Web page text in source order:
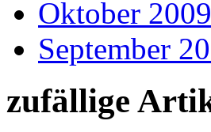
Oktober 2009
September
zufällige